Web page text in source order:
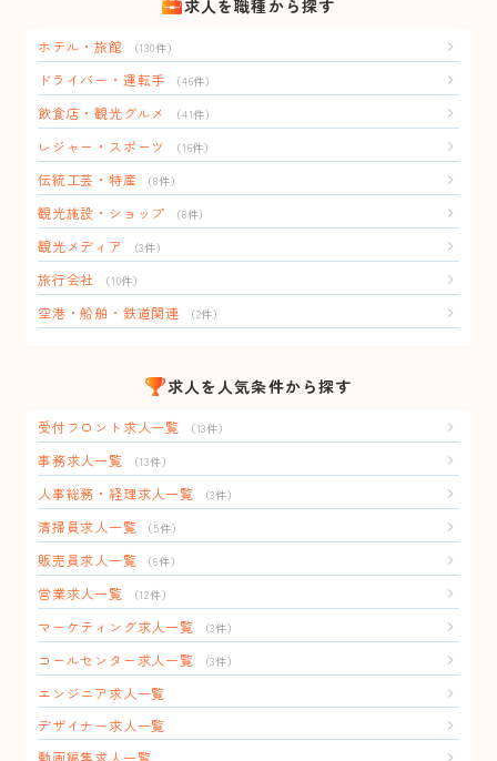
求人を職種から探す
ホテル・旅館 （130件）
ドライバー・運転手 （46件）
飲食店・観光グルメ （41件）
レジャー・スポーツ （16件）
伝統工芸・特産 （8件）
観光施設・ショップ （8件）
観光メディア （3件）
旅行会社 （10件）
空港・船舶・鉄道関連 （2件）
求人を人気条件から探す
受付フロント求人一覧 （13件）
事務求人一覧 （13件）
人事総務・経理求人一覧 （3件）
清掃員求人一覧 （5件）
販売員求人一覧 （6件）
営業求人一覧 （12件）
マーケティング求人一覧 （3件）
コールセンター求人一覧 （3件）
エンジニア求人一覧
デザイナー求人一覧
動画編集求人一覧